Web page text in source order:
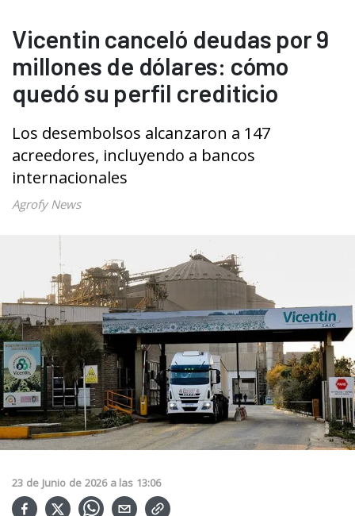
Vicentin canceló deudas por 9
millones de dólares: cómo
quedó su perfil crediticio
Los desembolsos alcanzaron a 147
acreedores, incluyendo a bancos
internacionales
Agrofy News
23 de Junio de 2026 a las 13:06